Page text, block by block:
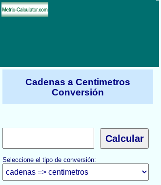
Cadenas a Centimetros
Conversión
Seleccione el tipo de conversión: